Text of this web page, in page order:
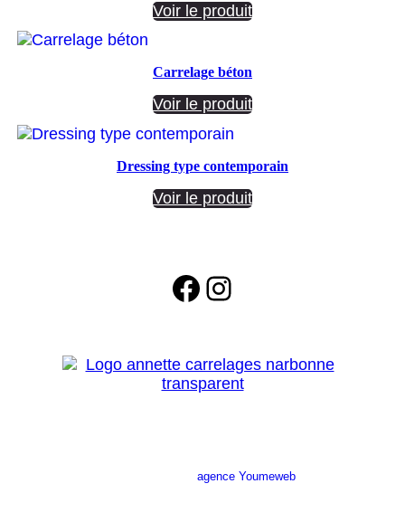
Voir le produit
Carrelage béton
Voir le produit
Dressing type contemporain
Voir le produit
Facebook
Instagram
agence Youmeweb